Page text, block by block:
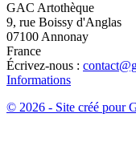
GAC Artothèque
9, rue Boissy d'Anglas
07100 Annonay
France
Écrivez-nous :
Informations
© 2026 - Site créé pour